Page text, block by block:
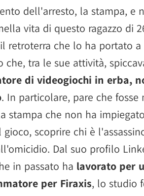
dell'arresto, la stampa, e
vita di questo ragazzo di
retroterra che lo ha portato
che, tra le sue attività,
di videogiochi in erba,
. In particolare, pare che
stampa che non ha
scoprire chi è
Dal suo profilo
in passato ha lavorato per
per Firaxis, lo studio